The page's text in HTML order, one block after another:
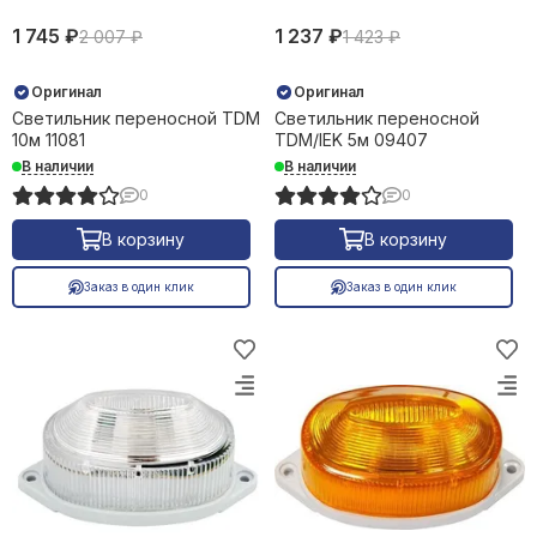
1 745 ₽2 007 ₽
Оригинал
Светильник переносной TDM
10м 11081
В наличии
0
В корзину
Заказ в один клик
1 237 ₽1 423 ₽
Оригинал
Светильник переносной
TDM/IEK 5м 09407
В наличии
0
В корзину
Заказ в один клик